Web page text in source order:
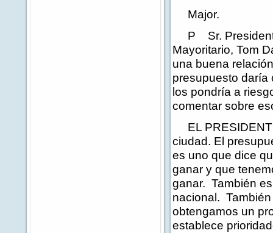
Major.
P Sr.
Mayoritario, Tom
una buena
presupuesto daría
los pondría a
comentar sobre
EL
ciudad. El
es uno que dice
ganar y que
ganar. También
nacional.
obtengamos un
establece